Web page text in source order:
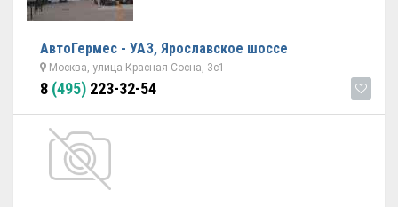
АвтоГермес - УАЗ, Ярославское шоссе
Москва, улица Красная Сосна, 3с1
8 (495) 223-32-54